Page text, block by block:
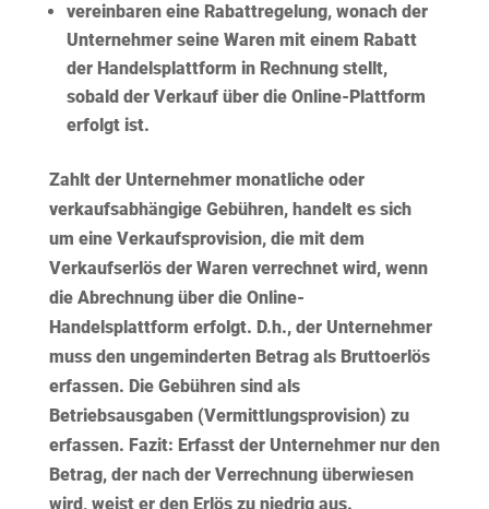
vereinbaren eine Rabattregelung, wonach der
Unternehmer seine Waren mit einem Rabatt
der Handelsplattform in Rechnung stellt,
sobald der Verkauf über die Online-Plattform
erfolgt ist.
Zahlt der Unternehmer monatliche oder
verkaufsabhängige Gebühren, handelt es sich
um eine Verkaufsprovision, die mit dem
Verkaufserlös der Waren verrechnet wird, wenn
die Abrechnung über die Online-
Handelsplattform erfolgt. D.h., der Unternehmer
muss den ungeminderten Betrag als Bruttoerlös
erfassen. Die Gebühren sind als
Betriebsausgaben (Vermittlungsprovision) zu
erfassen. Fazit: Erfasst der Unternehmer nur den
Betrag, der nach der Verrechnung überwiesen
wird, weist er den Erlös zu niedrig aus.